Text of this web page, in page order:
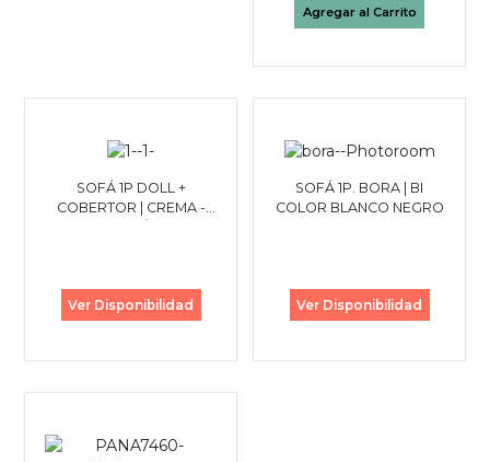
Agregar al Carrito
SOFÁ 1P DOLL +
COBERTOR | CREMA -
Ver Disponibilidad
SOFÁ 1P. BORA | BI
COLOR BLANCO NEGRO
Ver Disponibilidad